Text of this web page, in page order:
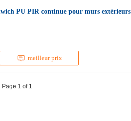
PU PIR continue pour murs extérieurs
meilleur prix
Page 1 of 1